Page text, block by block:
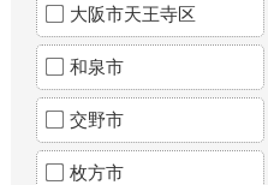
大阪市天王寺区
和泉市
交野市
枚方市